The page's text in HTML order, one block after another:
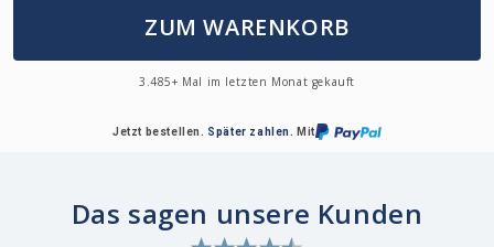
ZUM WARENKORB
3.485+ Mal im letzten Monat gekauft
Jetzt bestellen. Später zahlen. Mit
Das sagen unsere Kunden